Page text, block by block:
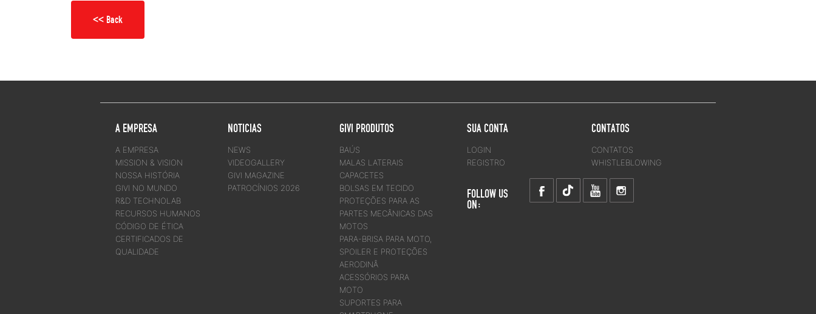
<< Back
A EMPRESA
A EMPRESA
MISSION & VISION
NOSSA HISTÓRIA
GIVI NO MUNDO
R&D TECHNOLAB
RECURSOS HUMANOS
CÓDIGO DE ÉTICA
CERTIFICADOS DE
QUALIDADE
NOTICIAS
NEWS
VIDEOGALLERY
GIVI MAGAZINE
PATROCÍNIOS 2026
GIVI PRODUTOS
BAÚS
MALAS LATERAIS
CAPACETES
BOLSAS EM TECIDO
PROTEÇÕES PARA AS
PARTES MECÂNICAS DAS
MOTOS
PARA-BRISA PARA MOTO,
SPOILER E PROTEÇÕES
AERODINÂ
ACESSÓRIOS PARA
MOTO
SUPORTES PARA
SUA CONTA
LOGIN
REGISTRO
CONTATOS
CONTATOS
WHISTLEBLOWING
FOLLOW US
ON: